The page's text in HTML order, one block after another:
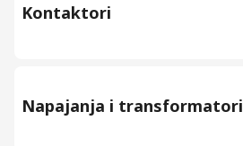
Kontaktori
Napajanja i transformatori